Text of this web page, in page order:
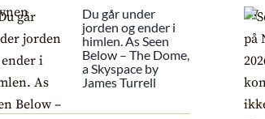
Du går under
jorden og ender i
himlen. As Seen
Below – The Dome,
a Skyspace by
James Turrell